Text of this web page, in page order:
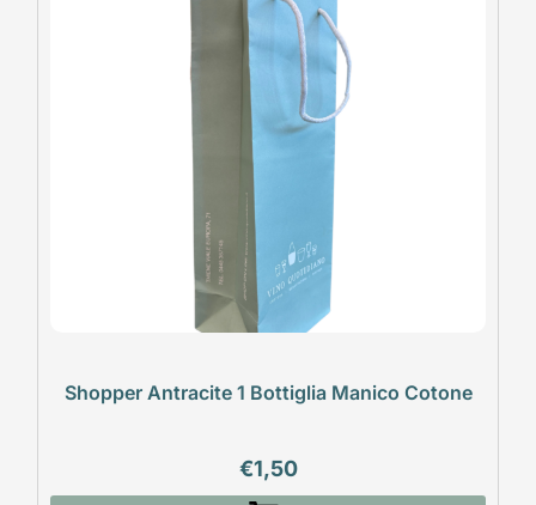
Shopper Antracite 1 Bottiglia Manico Cotone
€1,50